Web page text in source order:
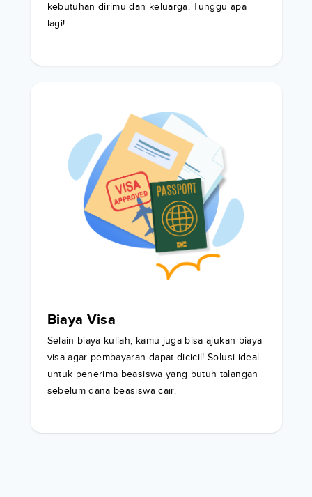
kebutuhan dirimu dan keluarga. Tunggu apa
lagi!
Biaya Visa
Selain biaya kuliah, kamu juga bisa ajukan biaya
visa agar pembayaran dapat dicicil! Solusi ideal
untuk penerima beasiswa yang butuh talangan
sebelum dana beasiswa cair.